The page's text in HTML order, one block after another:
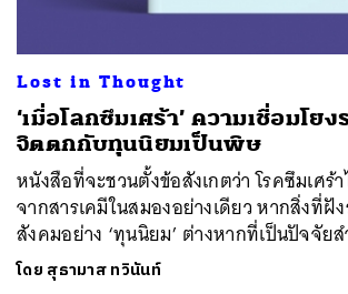
Lost in Thought
‘เมื่อโลกซึมเศร้า’ ความเชื่อมโยง
จิตตกกับทุนนิยมเป็นพิษ
หนังสือที่จะชวนตั้งข้อสังเกตว่า โรคซึมเศร้
จากสารเคมีในสมองอย่างเดียว หากสิ่งที่ฝั
สังคมอย่าง ‘ทุนนิยม’ ต่างหากที่เป็นปัจจัย
โดย สุธามาส ทวินันท์